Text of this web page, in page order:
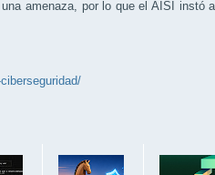
amenaza, por lo que el AISI instó